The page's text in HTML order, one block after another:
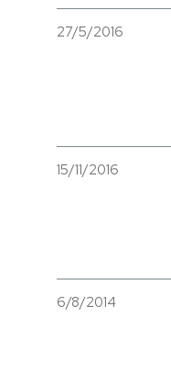
27/5/2016
15/11/2016
6/8/2014